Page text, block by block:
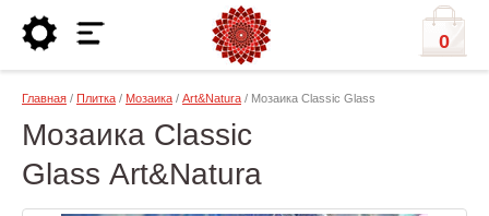
0
Главная / Плитка / Мозаика / Art&Natura / Мозаика Classic Glass
Мозаика Classic
Glass Art&Natura